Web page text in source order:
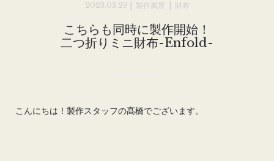
2023.03.29 | 製作風景 財布
こちらも同時に製作開始！
二つ折りミニ財布-Enfold-
こんにちは！製作スタッフの髙橋でございます。